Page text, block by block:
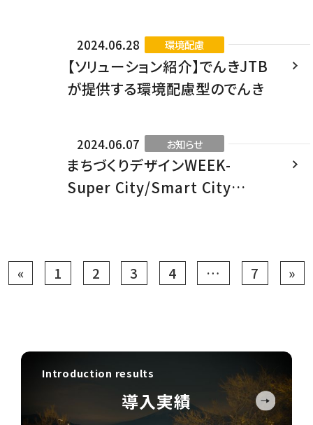
2024.06.28 環境配慮
【ソリューション紹介】でんきJTB
が提供する環境配慮型のでんき
2024.06.07 お知らせ
まちづくりデザインWEEK-
Super City/Smart City
« 1 2 3 4 … 7 »
導入実績